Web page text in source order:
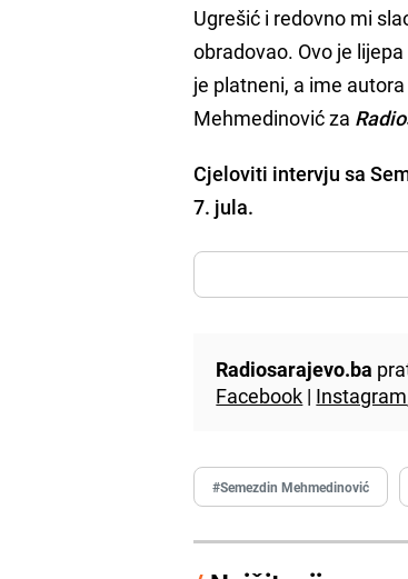
Ugrešić i redovno mi
obradovao. Ovo je
je platneni, a ime
Mehmedinović za
Cjeloviti intervju sa
7. jula.
Radiosarajevo.ba
Facebook | Instagram
#Semezdin Mehmedinović